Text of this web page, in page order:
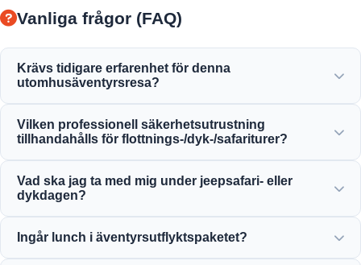
Vanliga frågor (FAQ)
Krävs tidigare erfarenhet för denna
utomhusäventyrsresa?
dig fullständiga instruktioner och följer med dig under
flottning, dykning eller safariaktiviteter.
Vilken professionell säkerhetsutrustning
tillhandahålls för flottnings-/dyk-/safariturer?
inklusive högkvalitativa flytvästar, hjälmar, dykutrustning
och fullt utrustade äventyrsfordon.
Vad ska jag ta med mig under jeepsafari- eller
dykdagen?
sandaler, solkräm, solglasögon och ombyte.
Ingår lunch i äventyrsutflyktspaketet?